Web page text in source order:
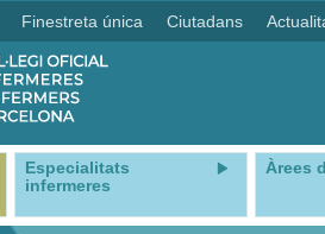
Finestreta única Ciutadans
Especialitats
infermeres
Àrees